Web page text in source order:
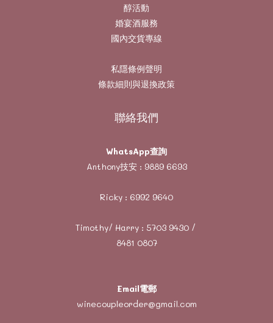
醇活動
婚宴酒服務
國內交貨專線
私隱條例聲明
條款細則與退換政策
聯絡我們
WhatsApp查詢
Anthony技安 : 9889 6693
Ricky : 6992 9640
Timothy/ Harry : 5703 9430/
8481 0807
Email電郵
winecoupleorder@gmail.com